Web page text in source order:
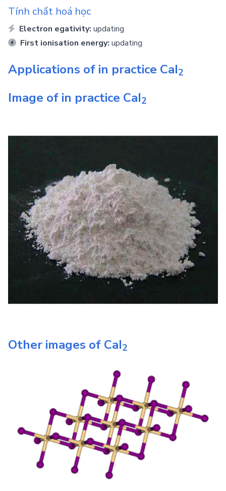
Tính chất hoá học
Electron egativity: updating
First ionisation energy: updating
Applications of in practice CaI2
Image of in practice CaI2
Other images of CaI2